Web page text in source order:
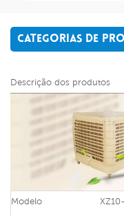
CATEGORIAS DE
Descrição dos produtos
Modelo